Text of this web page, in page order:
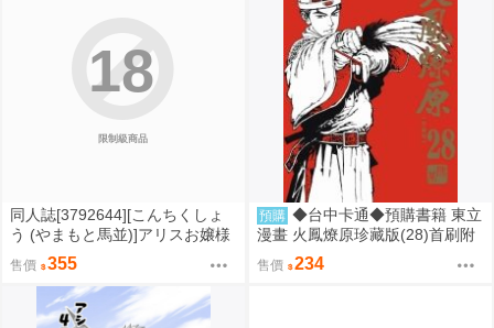
限制級商品
18
同人誌[3792644][こんちくしょ
う (やまもと馬並)]アリスお嬢様
と僕のおしおき部屋 (ふたなり)
售價 355
預購 ◆台中卡通◆預購書籍 東立
漫畫 火鳳燎原珍藏版(28)首刷附
錄版(附書籤卡) 作者 陳某 送尼采
書套
售價 234